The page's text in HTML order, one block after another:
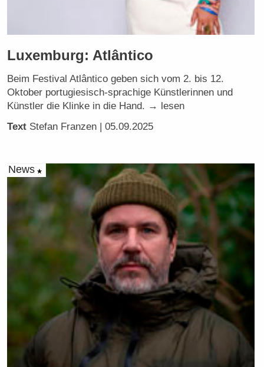
Luxemburg: Atlântico
Beim Festival Atlântico geben sich vom 2. bis 12.
Oktober portugiesisch-sprachige Künstlerinnen und
Künstler die Klinke in die Hand. → lesen
Text Stefan Franzen | 05.09.2025
News